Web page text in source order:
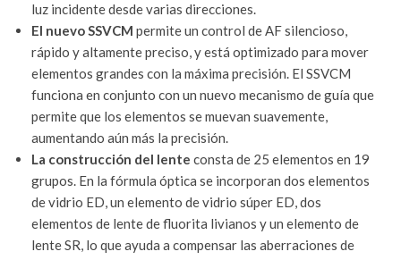
luz incidente desde varias direcciones.
El nuevo SSVCM permite un control de AF silencioso,
rápido y altamente preciso, y está optimizado para mover
elementos grandes con la máxima precisión. El SSVCM
funciona en conjunto con un nuevo mecanismo de guía que
permite que los elementos se muevan suavemente,
aumentando aún más la precisión.
La construcción del lente consta de 25 elementos en 19
grupos. En la fórmula óptica se incorporan dos elementos
de vidrio ED, un elemento de vidrio súper ED, dos
elementos de lente de fluorita livianos y un elemento de
lente SR, lo que ayuda a compensar las aberraciones de